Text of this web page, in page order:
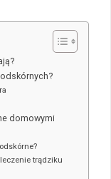
domowymi
trądziku